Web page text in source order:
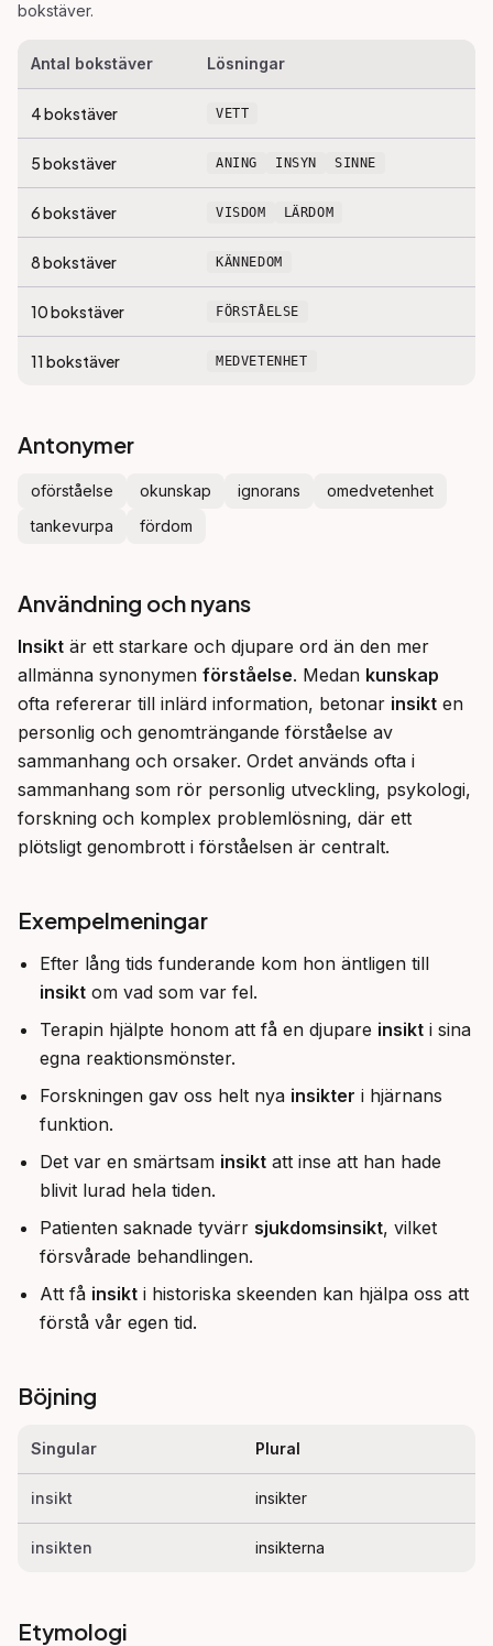
bokstäver.
Antal bokstäver Lösningar
4bokstäver VETT
5bokstäver ANING INSYN SINNE
6bokstäver VISDOM LÄRDOM
8bokstäver KÄNNEDOM
10bokstäver FÖRSTÅELSE
11 bokstäver MEDVETENHET
Antonymer
oförståelse okunskap ignorans
omedvetenhet
tankevurpa
fördom
Användning och nyans
Insikt är ett starkare och djupare ord än den mer
allmänna synonymen förståelse. Medan kunskap
ofta refererar till inlärd information, betonar insikt en
personlig och genomträngande förståelse av
sammanhang och orsaker. Ordet används ofta i
sammanhang som rör personlig utveckling, psykologi,
forskning och komplex problemlösning, där ett
plötsligt genombrott i förståelsen är centralt.
Exempelmeningar
Efter lång tids funderande kom hon äntligen till
insikt om vad som var fel.
Terapin hjälpte honom att få en djupare insikt i sina
egna reaktionsmönster.
Forskningen gav oss helt nya insikter i hjärnans
funktion.
Det var en smärtsam insikt att inse att han hade
blivit lurad hela tiden.
Patienten saknade tyvärr sjukdomsinsikt, vilket
försvårade behandlingen.
Att få insikt i historiska skeenden kan hjälpa oss att
förstå vår egen tid.
Böjning
Singular Plural
insikt insikter
insikten insikterna
Etymologi